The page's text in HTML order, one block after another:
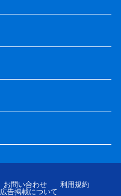
お問い合わせ
利用規約
広告掲載について